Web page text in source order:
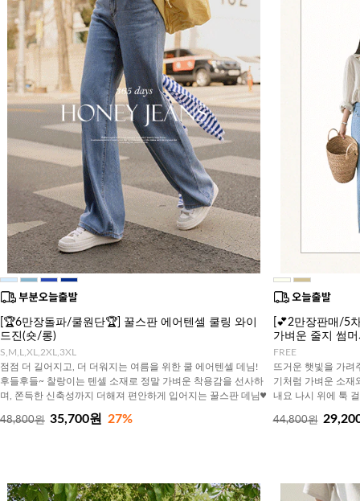
[🏆6만장돌파/쿨원단🏆] 꿀스판 에어텐셀 쿨링 와이
드진(숏/롱)
S,M,L,XL,2XL,3XL
점점 더 길어지고, 더 더워지는 여름을 위한 쿨 에어텐셀 데님!
후들후들~ 찰랑이는 텐셀 소재로 정말 가벼운 착용감을 선사하
며, 쫀득한 신축성까지 더해져 편안하게 입어지는 꿀스판 데님♥
48,800원 35,700원 27%
[💕2만장판매/5
가벼운 줄지 썸
FREE
뜨거운 햇빛을 가려
기처럼 가벼운 소재
내요 나시 위에 툭
44,800원